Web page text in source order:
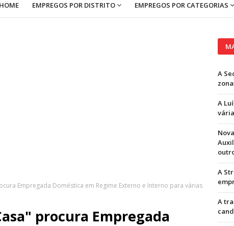
HOME EMPREGOS POR DISTRITO EMPREGOS POR CATEGORIAS
Empregada Doméstica em Regime Externo e Interno para várias
procura Empregada
A
A
A
A